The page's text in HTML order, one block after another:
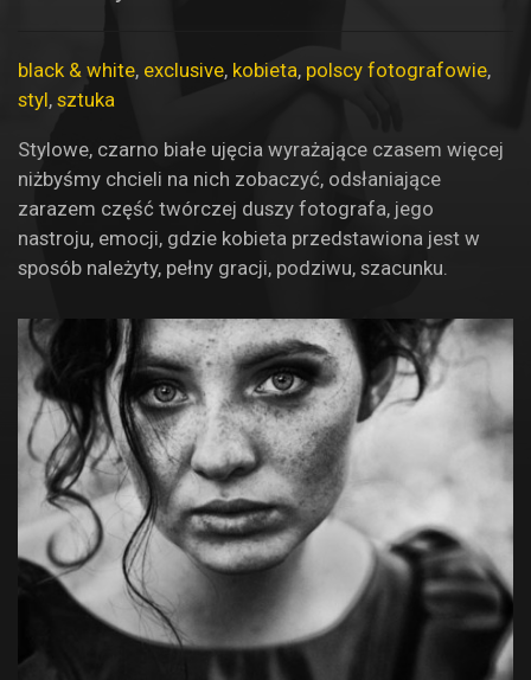
black & white, exclusive, kobieta, polscy fotografowie,
styl, sztuka
Stylowe, czarno białe ujęcia wyrażające czasem więcej
niżbyśmy chcieli na nich zobaczyć, odsłaniające
zarazem część twórczej duszy fotografa, jego
nastroju, emocji, gdzie kobieta przedstawiona jest w
sposób należyty, pełny gracji, podziwu, szacunku.